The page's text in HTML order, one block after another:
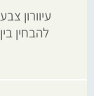
עיוורון
להבחין